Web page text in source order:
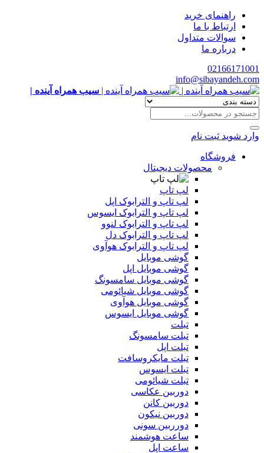
راهنمای خرید
ارتباط با ما
سوالات متداول
درباره ما
02166171001
info@sibayandeh.com
سیب همراه آینده |
وارد شوید ثبت نام
فروشگاه
محصولات دیجیتال
لپ تاپ
لپ تاپ و الترابوک اپل
لپ تاپ و الترابوک ایسوس
لپ تاپ و الترابوک لنوو
لپ تاپ و الترابوک دل
لپ تاپ و الترابوک هوآوی
گوشی موبایل
گوشی موبایل اپل
گوشی موبایل سامسونگ
گوشی موبایل شیائومی
گوشی موبایل هوآوی
گوشی موبایل ایسوس
تبلت
تبلت سامسونگ
تبلت اپل
تبلت مایکروسافت
تبلت ایسوس
تبلت شیائومی
دوربین عکاسی
دوربین کانن
دوربین نیکون
دورربین سونی
ساعت هوشمند
ساعت اپل